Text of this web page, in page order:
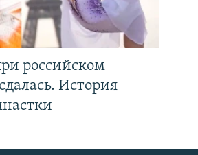
российском
История